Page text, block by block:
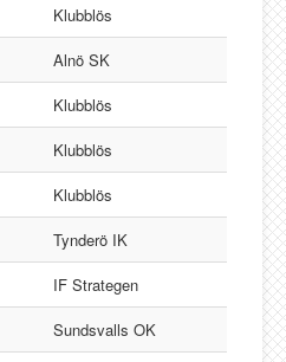
Klubblös
Alnö SK
Klubblös
Klubblös
Klubblös
Tynderö IK
IF Strategen
Sundsvalls OK